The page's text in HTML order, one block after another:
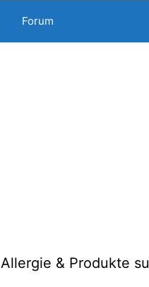
Forum
Allergie & Produkte